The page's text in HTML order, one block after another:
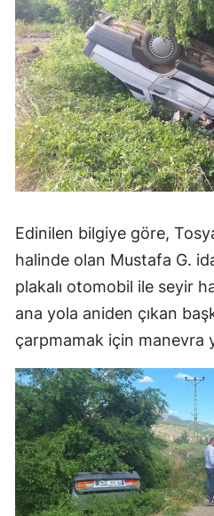
Edinilen bilgiye göre,
halinde olan Mustafa G.
plakalı otomobil ile seyir
ana yola aniden çıkan
çarpmamak için manevra